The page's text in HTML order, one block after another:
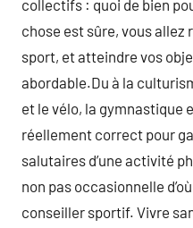
collectifs : quoi de bien
chose est sûre, vous
sport, et atteindre vos
abordable.Du à la
et le vélo, la gymnastique
réellement correct pour
salutaires d’une activité
non pas occasionnelle
conseiller sportif. Vivre